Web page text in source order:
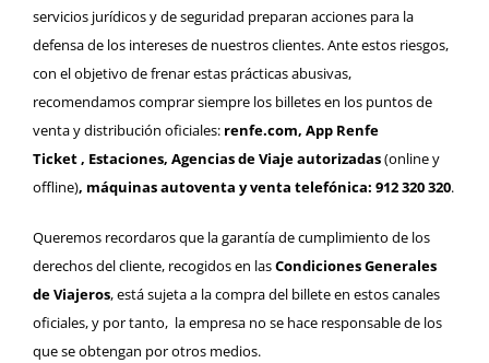
servicios jurídicos y de seguridad preparan acciones para la
defensa de los intereses de nuestros clientes. Ante estos riesgos,
con el objetivo de frenar estas prácticas abusivas,
recomendamos comprar siempre los billetes en los puntos de
venta y distribución oficiales: renfe.com, App Renfe
Ticket, Estaciones, Agencias de Viaje autorizadas(online y
offline), máquinas autoventa yventa telefónica: 912 320 320.
Queremos recordaros que la garantía de cumplimiento de los
derechos del cliente, recogidos en lasCondiciones Generales
de Viajeros, está sujeta a la compra del billete en estos canales
oficiales, y por tanto, la empresa no se hace responsable de los
que se obtengan por otros medios.